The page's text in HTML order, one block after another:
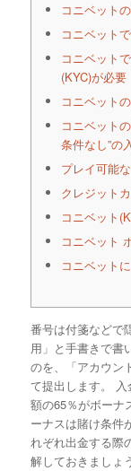
コニベット
コニベット
コニベット
(KYC)が必要
コニベット
コニベット
条件なし”の
プレイ可能
クレジット
コニベット
コニベット
コニベット
番号は付箋などで
用」と手書きで書
のを、「アカウ
て提出します。
額の65％がボーナ
ーナスは賭け条件
れぞれ出金する際
解しておきましょ